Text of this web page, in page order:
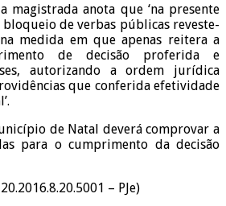
magistrada anota que ‘na presente
de verbas públicas reveste-
medida em que apenas reitera a
de decisão proferida e
autorizando a ordem jurídica
que conferida efetividade
de Natal deverá comprovar a
para o cumprimento da decisão
– PJe)